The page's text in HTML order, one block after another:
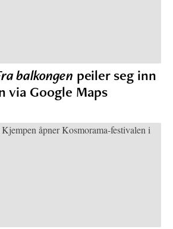
balkongen peiler seg inn
via Google Maps